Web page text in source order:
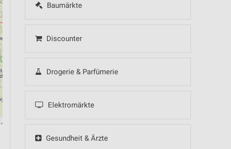
Baumärkte
Discounter
Drogerie & Parfümerie
Elektromärkte
Gesundheit & Ärzte